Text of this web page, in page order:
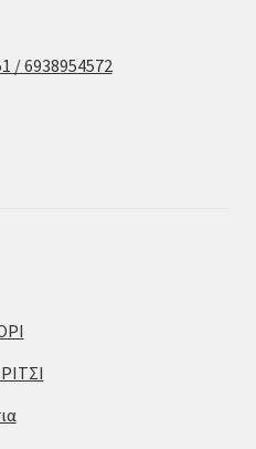
/ 6938954572